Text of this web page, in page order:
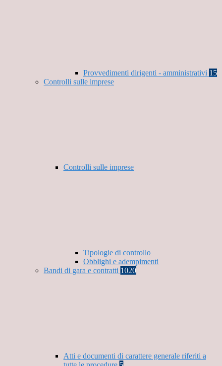
Provvedimenti dirigenti - amministrativi 15
Controlli sulle imprese
Controlli sulle imprese
Tipologie di controllo
Obblighi e adempimenti
Bandi di gara e contratti 1020
Atti e documenti di carattere generale riferiti a